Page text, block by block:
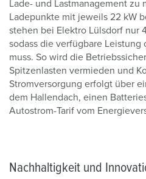
Lade- und Lastmanagement
Ladepunkte mit jeweils 22 kW
stehen bei Elektro Lülsdorf nur
sodass die verfügbare
muss. So wird die
Spitzenlasten vermieden und
Stromversorgung erfolgt über
dem Hallendach, einen
Autostrom-Tarif vom
Nachhaltigkeit und